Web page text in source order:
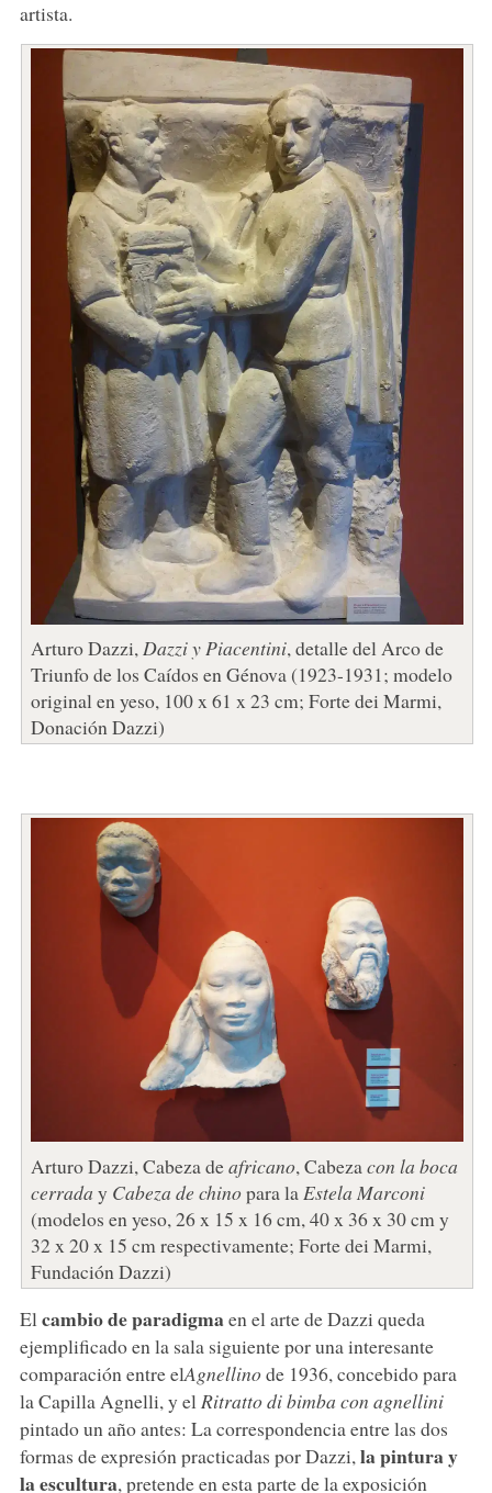
artista.
Arturo Dazzi, Dazzi y Piacentini, detalle del Arco de
Triunfo de los Caídos en Génova (1923-1931; modelo
original en yeso, 100 x 61 x 23 cm; Forte dei Marmi,
Donación Dazzi)
Arturo Dazzi, Cabeza deafricano, Cabeza con la boca
cerrada y Cabeza de chinopara la Estela Marconi
(modelos en yeso, 26 x 15 x 16 cm, 40 x 36 x 30 cm y
32 x 20 x 15 cm respectivamente; Forte dei Marmi,
Fundación Dazzi)
El cambio de paradigmaen el arte de Dazzi queda
ejemplificado en la sala siguiente por una interesante
comparación entre elAgnellinode 1936, concebido para
la Capilla Agnelli, y el Ritratto di bimba con agnellini
pintado un año antes: La correspondencia entre las dos
formas de expresión practicadas por Dazzi, la pintura y
la escultura, pretende en esta parte de la exposición